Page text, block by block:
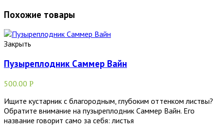
Похожие товары
Закрыть
Пузыреплодник Саммер Вайн
500.00 Р
Ищите кустарник с благородным, глубоким оттенком листвы?
Обратите внимание на пузыреплодник Саммер Вайн. Его
название говорит само за себя: листья